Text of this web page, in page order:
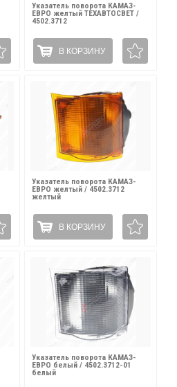
Указатель поворота КАМАЗ-
ЕВРО желтый ТЕХАВТОСВЕТ /
4502.3712
В КОРЗИНУ
Указатель поворота КАМАЗ-
ЕВРО желтый / 4502.3712
желтый
В КОРЗИНУ
Указатель поворота КАМАЗ-
ЕВРО белый / 4502.3712-01
белый